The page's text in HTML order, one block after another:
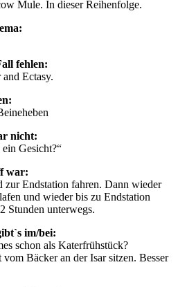
Mule. In dieser Reihenfolge.
fehlen:
Ectasy.
nicht:
Gesicht?“
war:
zur Endstation fahren. Dann wieder
und wieder bis zu Endstation
Stunden unterwegs.
im/bei:
schon als Katerfrühstück?
Bäcker an der Isar sitzen. Besser